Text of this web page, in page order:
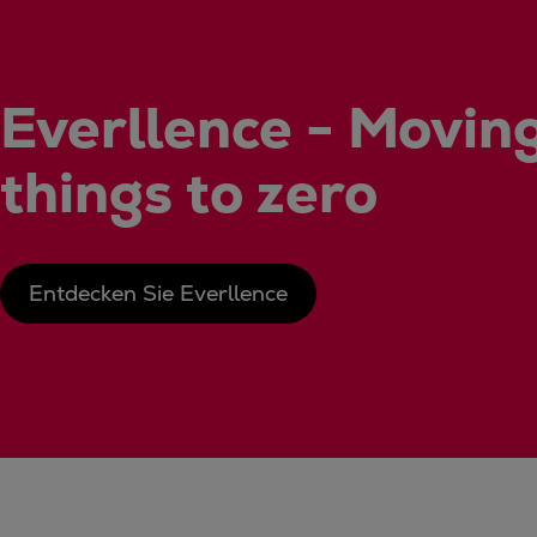
Everllence -
things to zero
Entdecken Sie Everllence